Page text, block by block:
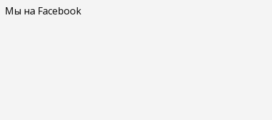
Мы на Facebook